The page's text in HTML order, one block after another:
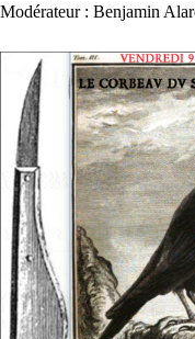
Modérateur : Benjamin